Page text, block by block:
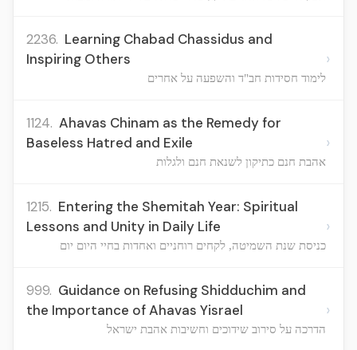
2236. Learning Chabad Chassidus and
Inspiring Others
לימוד חסידות חב"ד והשפעה על אחרים
›
1124. Ahavas Chinam as the Remedy for
Baseless Hatred and Exile
אהבת חנם כתיקון לשנאת חנם ולגלות
›
1215. Entering the Shemitah Year: Spiritual
Lessons and Unity in Daily Life
כניסת שנת השמיטה, לקחים רוחניים ואחדות בחיי היום יום
›
999. Guidance on Refusing Shidduchim and
the Importance of Ahavas Yisrael
הדרכה על סירוב שידוכים וחשיבות אהבת ישראל
›